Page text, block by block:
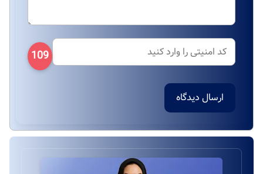
109
ارسال دیدگاه